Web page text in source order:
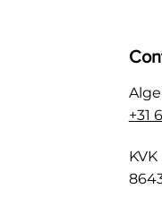
+31